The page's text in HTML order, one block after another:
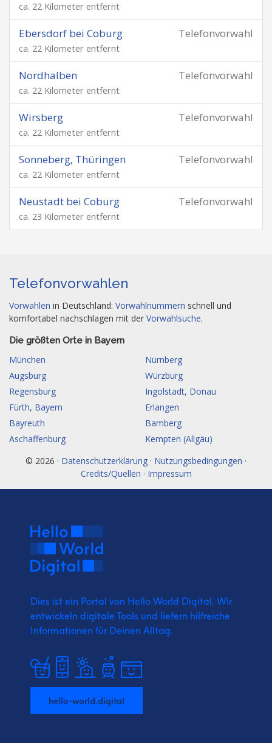
ca. 22 Kilometer entfernt
Telefonvorwahl
Ebersdorf bei Coburg
ca. 22 Kilometer entfernt
Telefonvorwahl
Nordhalben
ca. 22 Kilometer entfernt
Telefonvorwahl
Wirsberg
ca. 22 Kilometer entfernt
Telefonvorwahl
Sonneberg, Thüringen
ca. 22 Kilometer entfernt
Telefonvorwahl
Neustadt bei Coburg
ca. 23 Kilometer entfernt
Telefonvorwahlen
Vorwahlen in Deutschland: Vorwahlnummern schnell und
komfortabel nachschlagen mit der Vorwahlsuche.
Die größten Orte in Bayern
München
Nürnberg
Augsburg
Würzburg
Regensburg
Ingolstadt, Donau
Fürth, Bayern
Erlangen
Bayreuth
Bamberg
Aschaffenburg
Kempten (Allgäu)
© 2026 · Datenschutzerklärung · Nutzungsbedingungen ·
Credits/Quellen · Impressum
Dies ist ein Portal von Hello World Digital. Wir
entwickeln digitale Tools und liefern hilfreiche
Informationen für Deinen Alltag.
hello-world.digital